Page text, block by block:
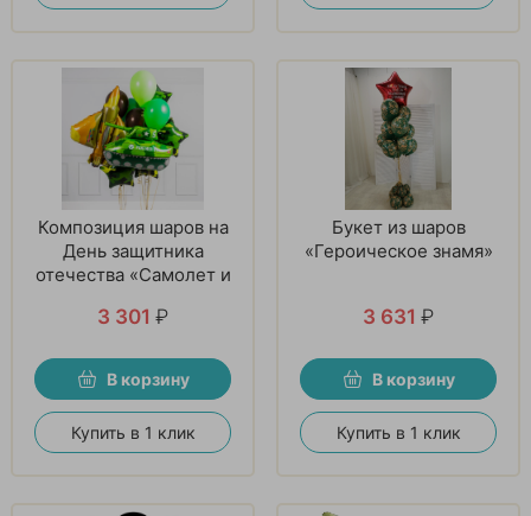
Композиция шаров на
День защитника
отечества «Самолет и
3 301 ₽
В корзину
Купить в 1 клик
Букет из шаров
«Героическое знамя»
3 631 ₽
В корзину
Купить в 1 клик